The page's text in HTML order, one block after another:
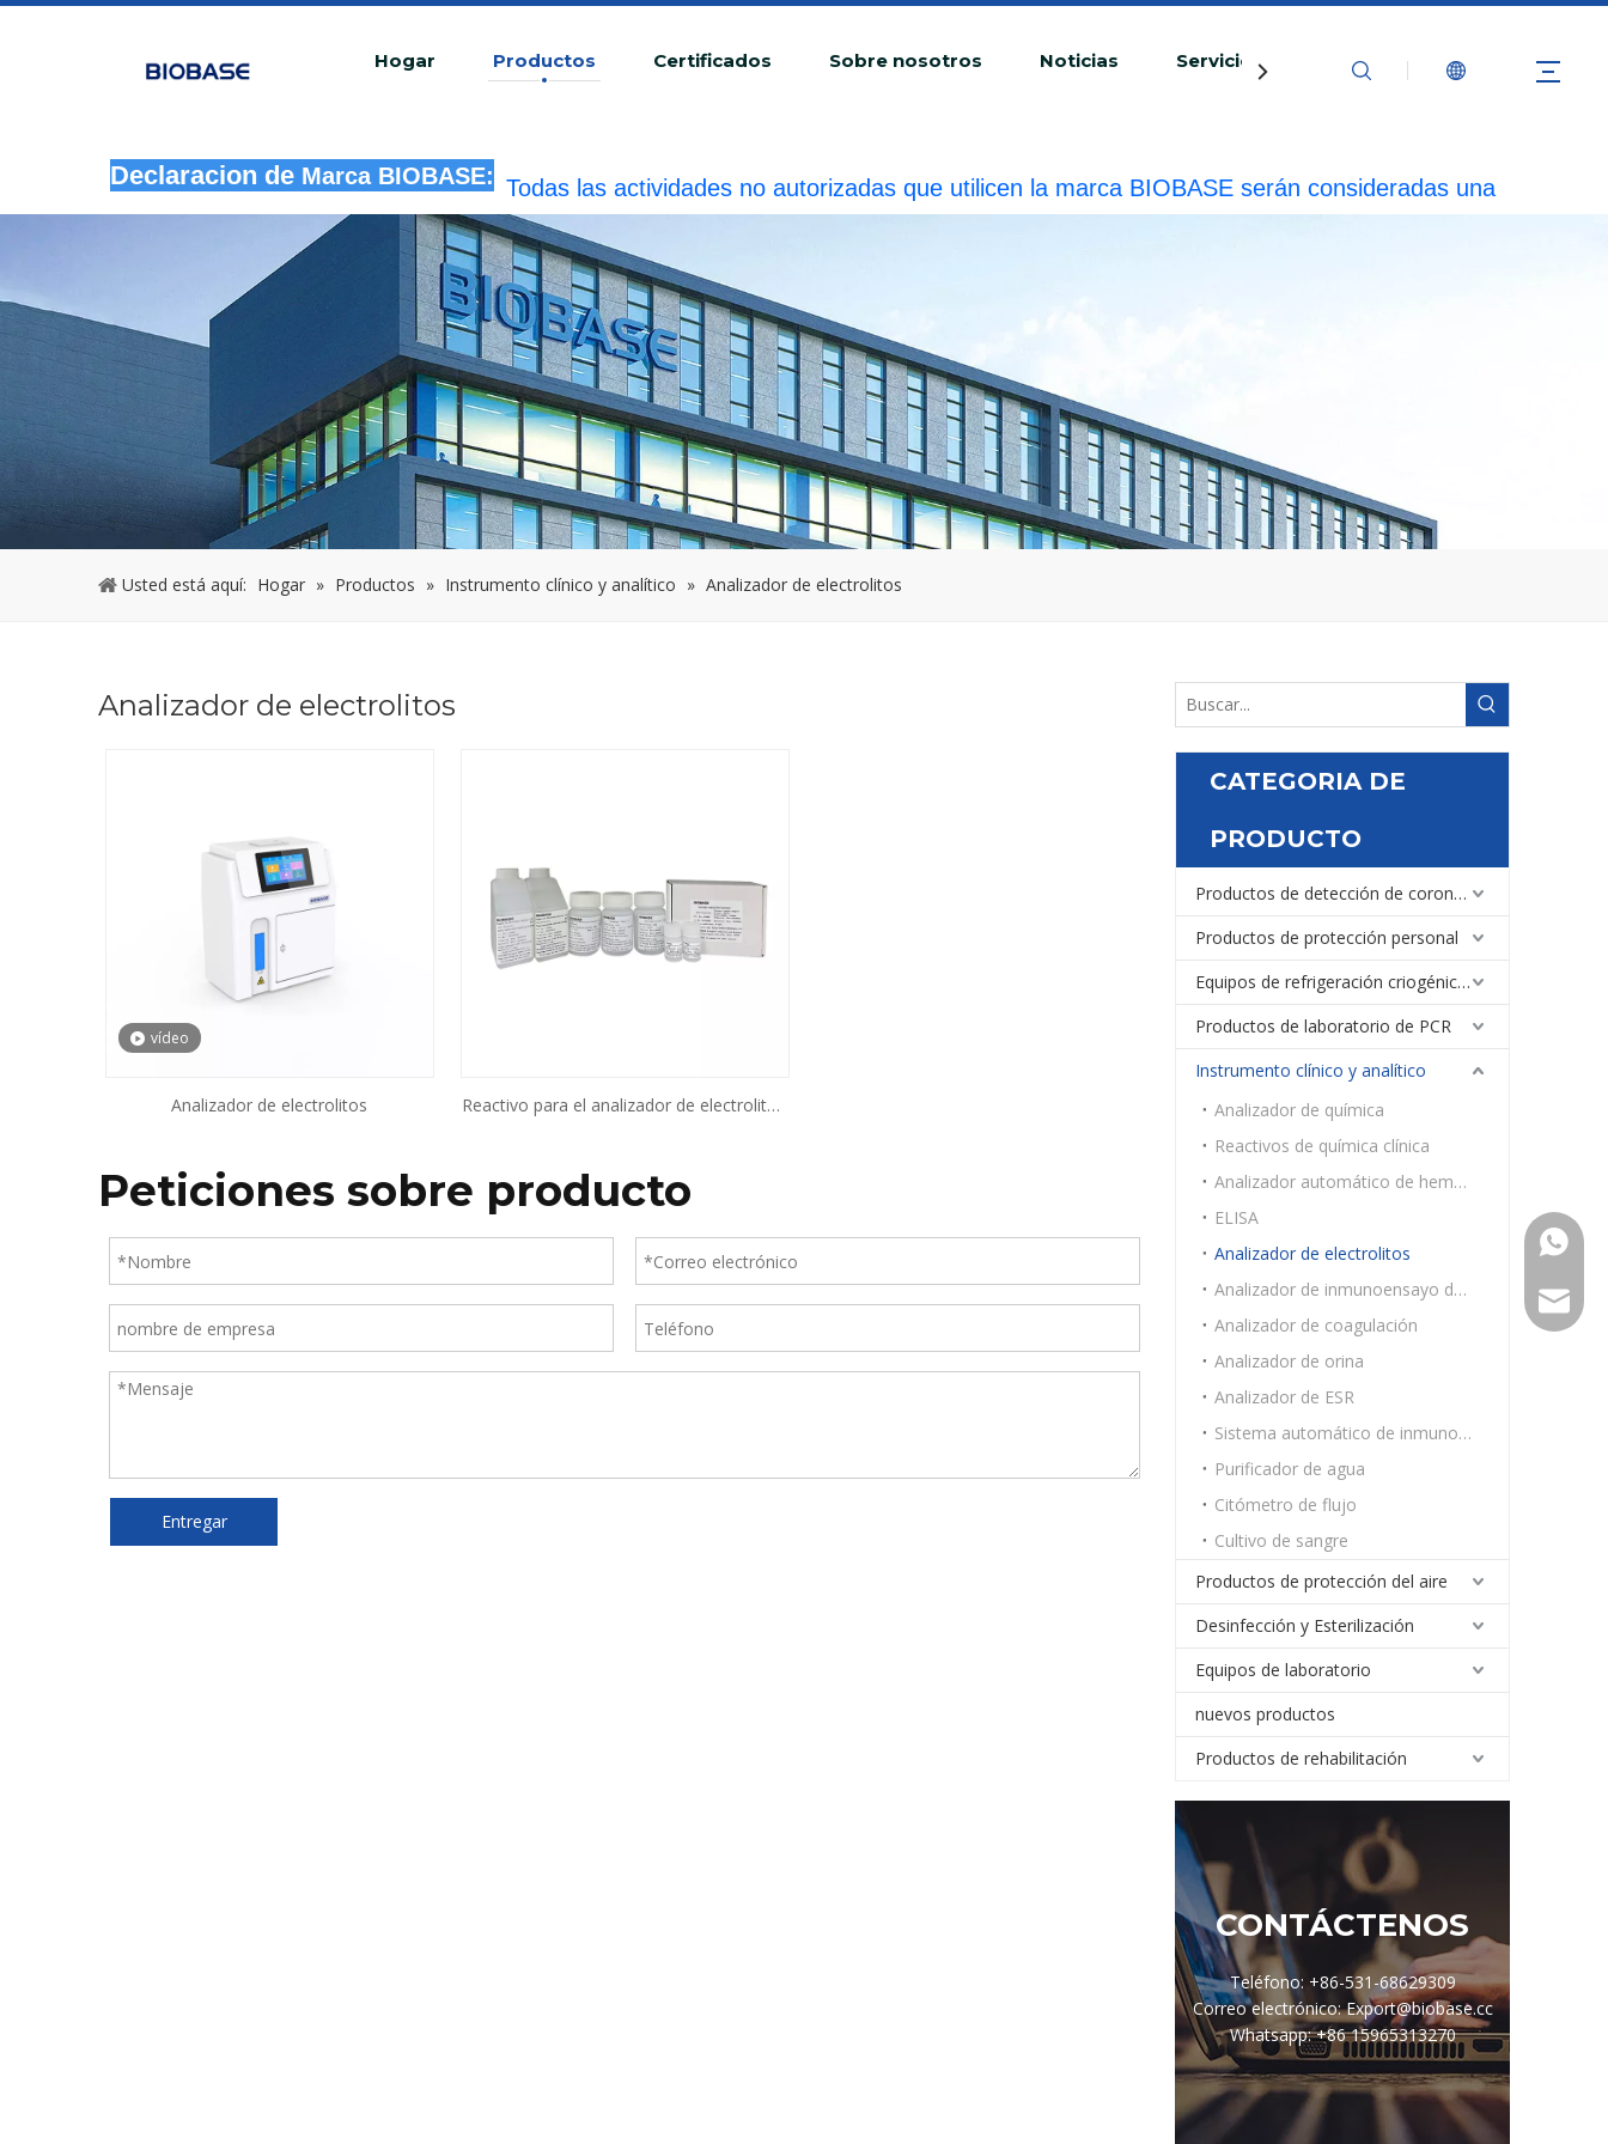
Hogar Productos Certificados Sobre nosotros Noticias Servicio Contáctenos
Declaracion de Marca BIOBASE: Todas las actividades no autorizadas que utilicen la marca BIOBASE serán consideradas una
infracción ilegal.BIOBASE investigará la responsabilidad legal. 20240510
Usted está aquí: Hogar » Productos » Instrumento clínico y analítico » Analizador de electrolitos
Analizador de electrolitos
vídeo
Analizador de electrolitos
Reactivo para el analizador de electrolitos
Peticiones sobre producto
Entregar
CATEGORIA DE
PRODUCTO
Productos de detección de coronavirus
Productos de protección personal
Equipos de refrigeración criogénica médica y de laboratorio
Productos de laboratorio de PCR
Instrumento clínico y analítico
Analizador de química
Reactivos de química clínica
Analizador automático de hematología
ELISA
Analizador de electrolitos
Analizador de inmunoensayo de fluorescencia
Analizador de coagulación
Analizador de orina
Analizador de ESR
Sistema automático de inmunoensayo de quimioluminiscencia
Purificador de agua
Citómetro de flujo
Cultivo de sangre
Productos de protección del aire
Desinfección y Esterilización
Equipos de laboratorio
nuevos productos
Productos de rehabilitación
CONTÁCTENOS
Teléfono: +86-531-68629309
Correo electrónico: Export@biobase.cc
Whatsapp: +86 15965313270